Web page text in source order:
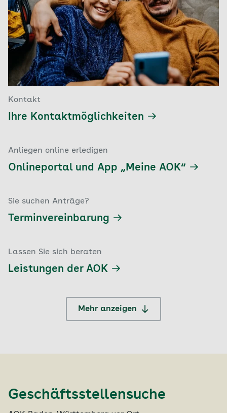
Kontakt
Ihre Kontaktmöglichkeiten
Anliegen online erledigen
Onlineportal und App „Meine AOK“
Sie suchen Anträge?
Terminvereinbarung
Lassen Sie sich beraten
Leistungen der AOK
Mehr anzeigen
Geschäftsstellensuche